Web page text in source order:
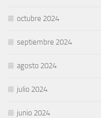
octubre 2024
septiembre 2024
agosto 2024
julio 2024
junio 2024